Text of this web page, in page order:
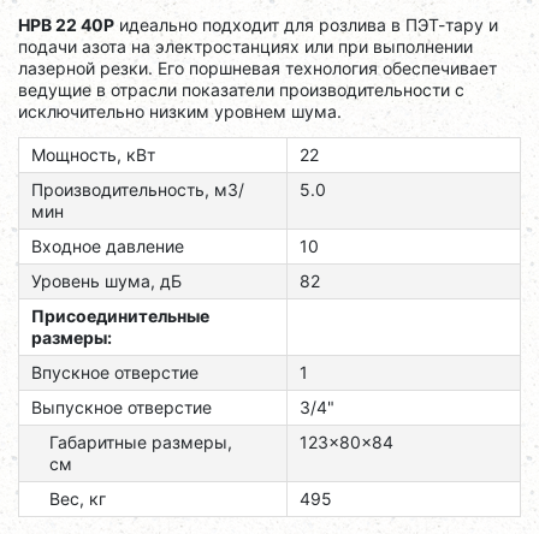
HPB 22 40P идеально подходит для розлива в ПЭТ-тару и
подачи азота на электростанциях или при выполнении
лазерной резки. Его поршневая технология обеспечивает
ведущие в отрасли показатели производительности с
исключительно низким уровнем шума.
Мощность, кВт
22
Производительность, м3/
мин
5.0
Входное давление
10
Уровень шума, дБ
82
Присоединительные
размеры:
Впускное отверстие
1
Выпускное отверстие
3/4"
Габаритные размеры,
см
123x80x84
Вес, кг 495